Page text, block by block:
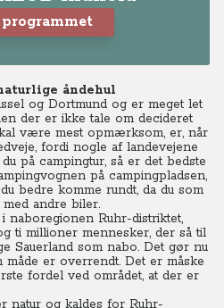
åndehul
og Dortmund og er meget let
der er ikke tale om decideret
være mest opmærksom, er, når
fordi nogle af landevejene
på campingtur, så er det bedste
på campingpladsen,
bedre komme rundt, da du som
andre biler.
naboregionen Ruhr-distriktet,
ti millioner mennesker, der så til
Sauerland som nabo. Det gør nu
måde er overrendt. Det er måske
fordel ved området, at der er